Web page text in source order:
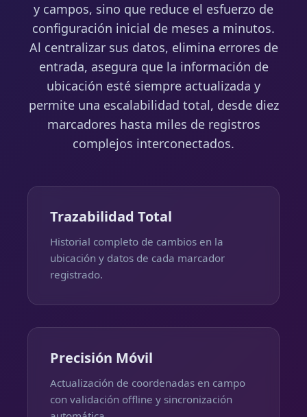
y campos, sino que reduce el esfuerzo de
configuración inicial de meses a minutos.
Al centralizar sus datos, elimina errores de
entrada, asegura que la información de
ubicación esté siempre actualizada y
permite una escalabilidad total, desde diez
marcadores hasta miles de registros
complejos interconectados.
Trazabilidad Total
Historial completo de cambios en la
ubicación y datos de cada marcador
registrado.
Precisión Móvil
Actualización de coordenadas en campo
con validación offline y sincronización